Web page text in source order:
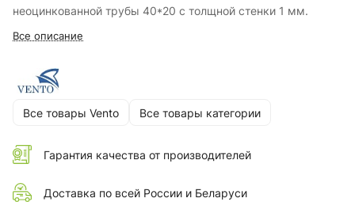
неоцинкованной трубы 40*20 с толщной стенки 1 мм.
Все описание
Все товары Vento Все товары категории
Гарантия качества от производителей
Доставка по всей России и Беларуси